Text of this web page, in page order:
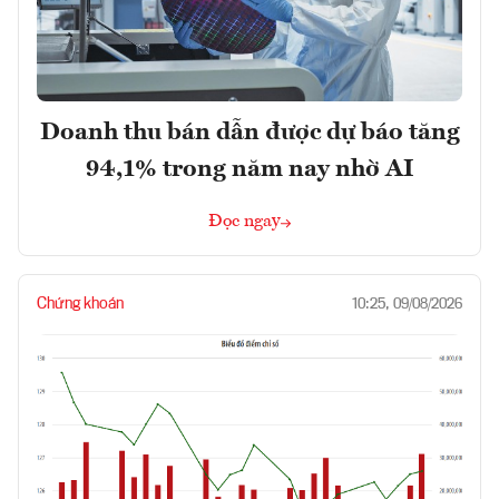
Doanh thu bán dẫn được dự báo tăng
94,1% trong năm nay nhờ AI
Đọc ngay
Chứng khoán 10:25, 09/08/2026